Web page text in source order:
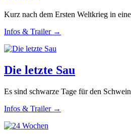
Kurz nach dem Ersten Weltkrieg in
Infos & Trailer →
Die letzte Sau
Es sind schwarze Tage für den
Infos & Trailer →